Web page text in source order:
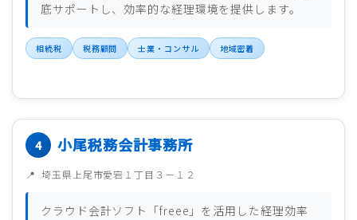
底サポートし、効率的な経理環境を提供します。
相続税 税務顧問 士業・コンサル 地域密着
小尾税務会計事務所
埼玉県上尾市愛宕１丁目３－１２
クラウド会計ソフト「freee」を活用した経理効率